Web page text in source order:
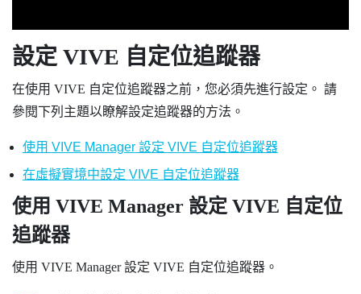
設定VIVE 自定位追蹤器
在使用 VIVE 自定位追蹤器之前，您必須先進行設定。 請
參閱下列主題以瞭解設定追蹤器的方法。
使用 VIVE Manager設定 VIVE 自定位追蹤器
在虛擬實境中設定 VIVE 自定位追蹤器
使用 VIVE Manager 設定 VIVE 自定位
追蹤器
使用 VIVE Manager設定 VIVE 自定位追蹤器 。